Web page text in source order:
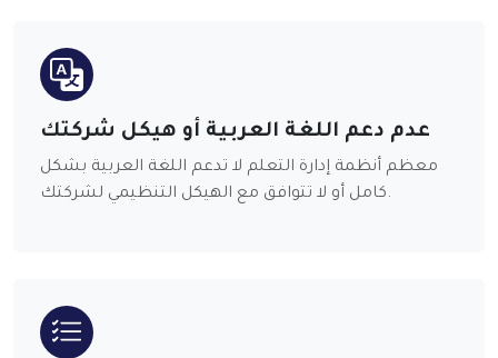
عدم دعم اللغة العربية أو هيكل شركتك
معظم أنظمة إدارة التعلم لا تدعم اللغة العربية بشكل
كامل أو لا تتوافق مع الهيكل التنظيمي لشركتك.